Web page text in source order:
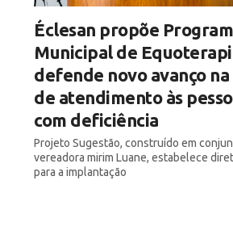
Éclesan propõe
Municipal de
defende novo avanço
de atendimento às
com deficiência
Projeto Sugestão, construído em
vereadora mirim Luane, estabelece
para a implantação